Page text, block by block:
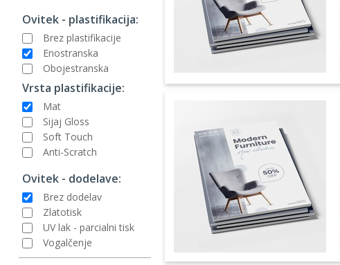
Ovitek - plastifikacija:
Brez plastifikacije
Enostranska
Obojestranska
Vrsta plastifikacije:
Mat
Sijaj Gloss
Soft Touch
Anti-Scratch
Ovitek - dodelave:
Brez dodelav
Zlatotisk
UV lak - parcialni tisk
Vogalčenje